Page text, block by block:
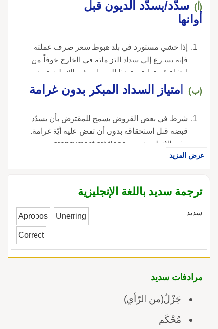
(أ) سدَّد/يسدّد الديون قبل
أوانها
إذا خشي مستورد في بلد هبوط سعر صرف عملته
فإنه يسارع إلى سداد التزاماته في الخارج خوفاً من
ارتفاع قيمتها نتيجة هذا الهبوط. ، في الإنجليزية، هي
lead payments, to.
(ب) امتياز السداد المبكر بدون غرامة
شرط في بعض القروض يسمح للمقترض بأن يسدّد
قبضه قبل استحقاقه بدون أن تفض عليه أيّة غرامة.
، في الإنجليزية، هي prepayment privilege.
عرض المزيد
ترجمة سديد باللغة الإنجليزية
سديد Apropos Unerring
Correct
مرادفات سديد
جَزْلُ(من الرّأي)
مُحْكَم